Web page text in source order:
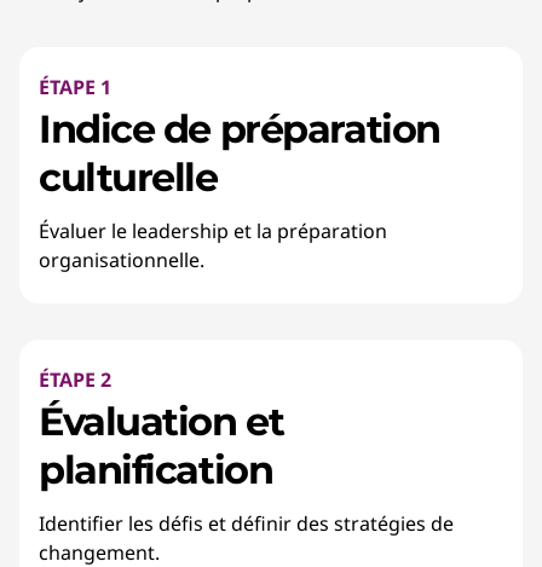
ÉTAPE 1
Indice de préparation
culturelle
Évaluer le leadership et la préparation
organisationnelle.
ÉTAPE 2
Évaluation et
planification
Identifier les défis et définir des stratégies de
changement.